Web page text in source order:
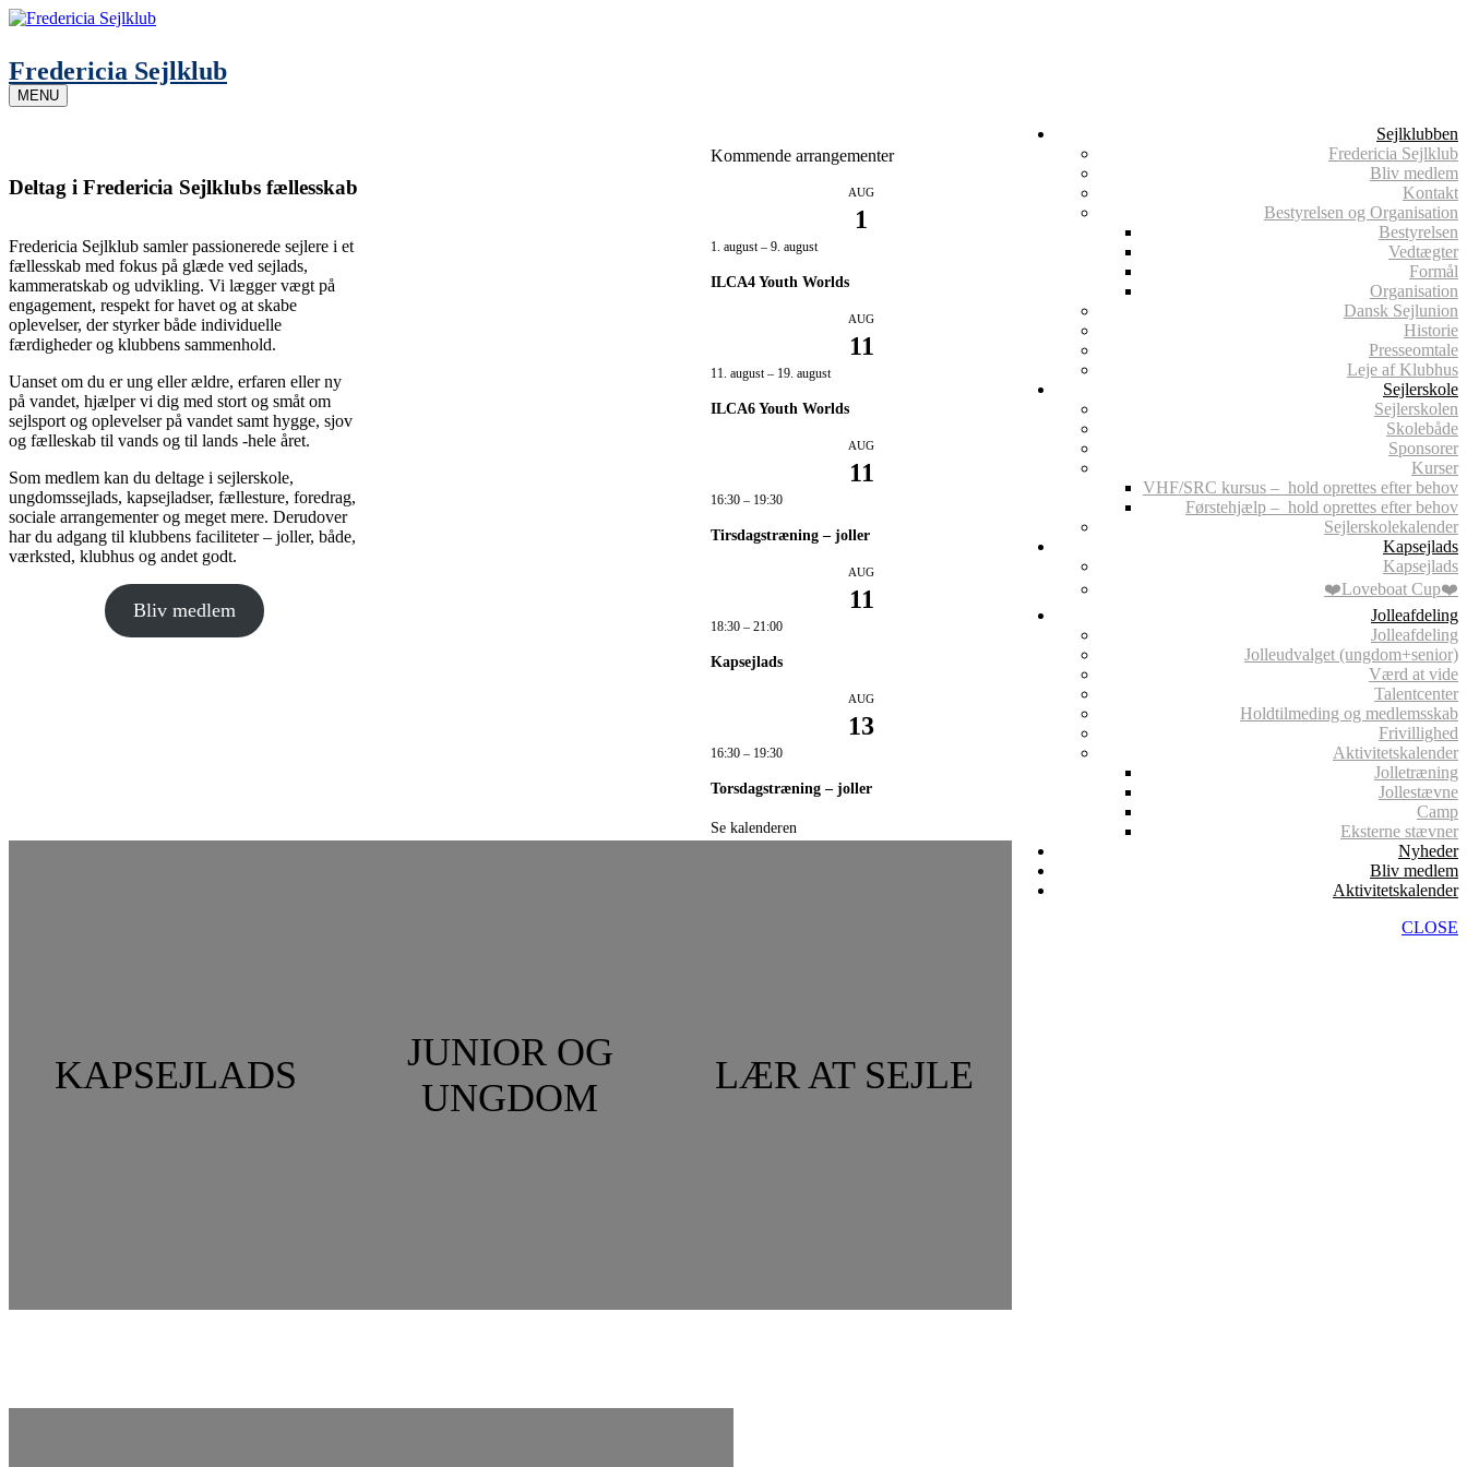
Skip
Fredericia Sejlklub
MENU
Sejlklubben
Fredericia Sejlklub
Bliv medlem
Kontakt
Bestyrelsen og Organisation
Bestyrelsen
Vedtægter
Formål
Organisation
Dansk Sejlunion
Historie
Presseomtale
Leje af Klubhus
Sejlerskole
Sejlerskolen
Skolebåde
Sponsorer
Kurser
VHF/SRC kursus – hold oprettes efter behov
Førstehjælp – hold oprettes efter behov
Sejlerskolekalender
Kapsejlads
Kapsejlads
❤️Loveboat Cup❤️
Jolleafdeling
Jolleafdeling
Jolleudvalget (ungdom+senior)
Værd at vide
Talentcenter
Holdtilmeding og medlemsskab
Frivillighed
Aktivitetskalender
Jolletræning
Jollestævne
Camp
Eksterne stævner
Nyheder
Bliv medlem
Aktivitetskalender
CLOSE
Deltag i Fredericia Sejlklubs fællesskab
Fredericia Sejlklub samler passionerede sejlere i et
fællesskab med fokus på glæde ved sejlads,
kammeratskab og udvikling. Vi lægger vægt på
engagement, respekt for havet og at skabe
oplevelser, der styrker både individuelle
færdigheder og klubbens sammenhold.
Uanset om du er ung eller ældre, erfaren eller ny
på vandet, hjælper vi dig med stort og småt om
sejlsport og oplevelser på vandet samt hygge, sjov
og fælleskab til vands og til lands -hele året.
Som medlem kan du deltage i sejlerskole,
ungdomssejlads, kapsejladser, fællesture, foredrag,
sociale arrangementer og meget mere. Derudover
har du adgang til klubbens faciliteter – joller, både,
værksted, klubhus og andet godt.
Bliv medlem
Kommende arrangementer
AUG
1
1. august–9. august
ILCA4 Youth Worlds
AUG
11
11. august– 19. august
ILCA6 Youth Worlds
AUG
11
16:30 – 19:30
Tirsdagstræning – joller
AUG
11
18:30 –21:00
Kapsejlads
AUG
13
16:30 – 19:30
Torsdagstræning – joller
Se kalenderen
KAPSEJLADS
JUNIOR OG
UNGDOM
LÆR AT SEJLE